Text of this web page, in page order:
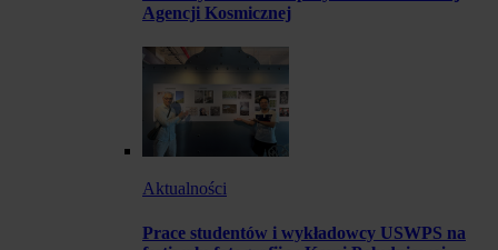
Agencji Kosmicznej
Aktualności
Prace studentów i wykładowcy USWPS na